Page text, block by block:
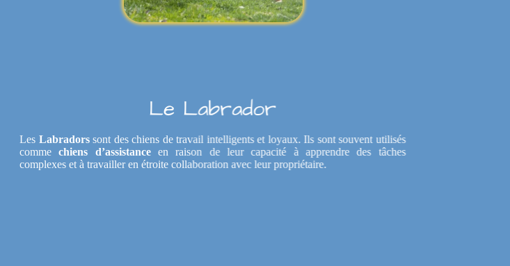
Le Labrador
LesLabradorssont des chiens de travail intelligents et loyaux. Ils sont souvent utilisés
commechiens d’assistanceen raison de leur capacité à apprendre des tâches
complexes et à travailler en étroite collaboration avec leur propriétaire.